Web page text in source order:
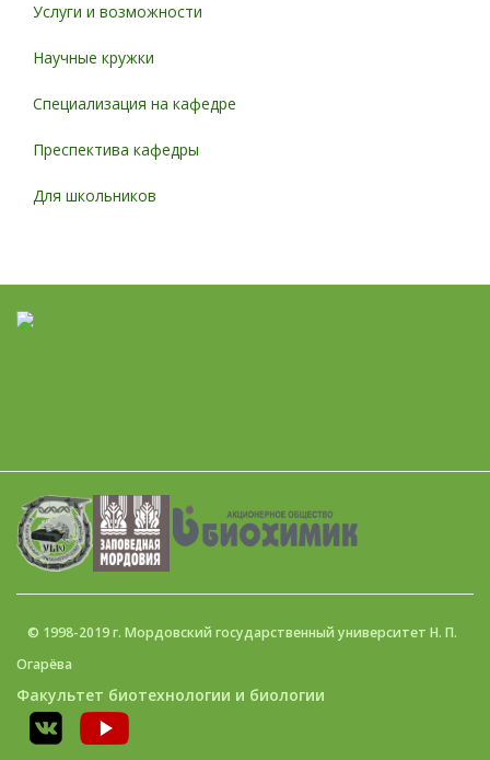
Услуги и возможности
Научные кружки
Специализация на кафедре
Преспектива кафедры
Для школьников
© 1998-2019 г. Мордовский государственный университет Н. П.
Огарёва
Факультет биотехнологии и биологии